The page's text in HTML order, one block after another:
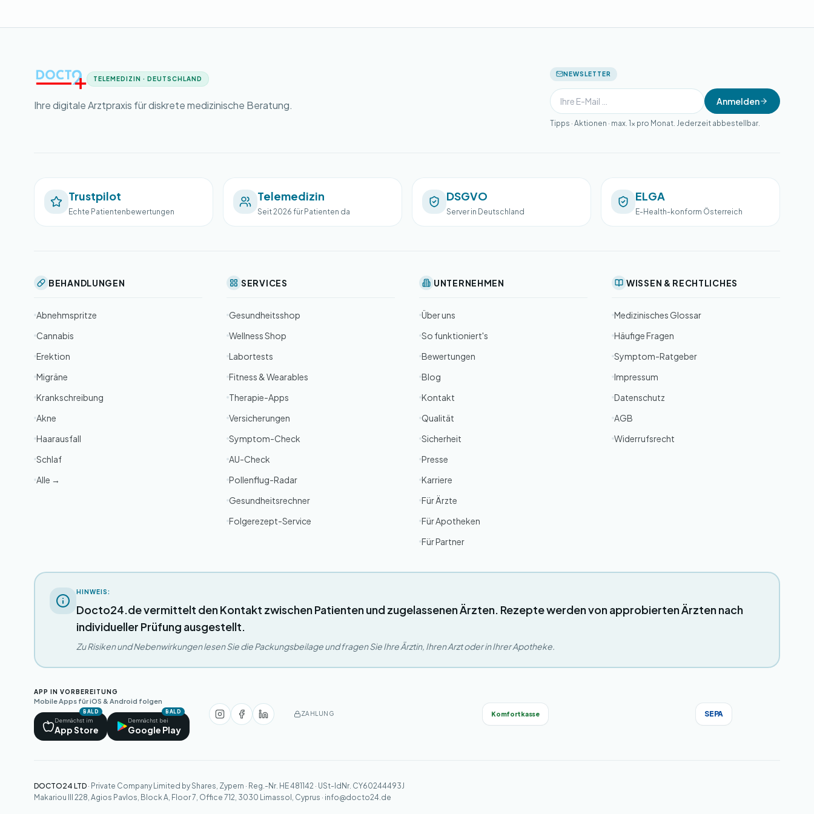
TELEMEDIZIN · DEUTSCHLAND
Ihre digitale Arztpraxis für diskrete medizinische Beratung.
NEWSLETTER
Anmelden
Tipps · Aktionen · max. 1× pro Monat. Jederzeit abbestellbar.
Trustpilot
Echte Patientenbewertungen
Telemedizin
Seit 2026 für Patienten da
DSGVO
Server in Deutschland
ELGA
E-Health-konform Österreich
BEHANDLUNGEN
Abnehmspritze
Cannabis
Erektion
Migräne
Krankschreibung
Akne
Haarausfall
Schlaf
Alle →
SERVICES
Gesundheitsshop
Wellness Shop
Labortests
Fitness & Wearables
Therapie-Apps
Versicherungen
Symptom-Check
AU-Check
Pollenflug-Radar
Gesundheitsrechner
Folgerezept-Service
UNTERNEHMEN
Über uns
So funktioniert's
Bewertungen
Blog
Kontakt
Qualität
Sicherheit
Presse
Karriere
Für Ärzte
Für Apotheken
Für Partner
WISSEN & RECHTLICHES
Medizinisches Glossar
Häufige Fragen
Symptom-Ratgeber
Impressum
Datenschutz
AGB
Widerrufsrecht
HINWEIS:
Docto24.de vermittelt den Kontakt zwischen Patienten und zugelassenen Ärzten. Rezepte werden von approbierten Ärzten nach
individueller Prüfung ausgestellt.
Zu Risiken und Nebenwirkungen lesen Sie die Packungsbeilage und fragen Sie Ihre Ärztin, Ihren Arzt oder in Ihrer Apotheke.
APP IN VORBEREITUNG
Mobile Apps für iOS & Android folgen
BALD
Demnächst im
App Store
BALD
Demnächst bei
Google Play
ZAHLUNG Komfortkasse SEPA
DOCTO24 LTD · Private Company Limited by Shares, Zypern · Reg.-Nr. HE 481142 · USt-IdNr. CY60244493J
Makariou III 228, Agios Pavlos, Block A, Floor 7, Office 712, 3030 Limassol, Cyprus · info@docto24.de